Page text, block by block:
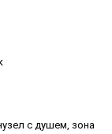
с душем, зона